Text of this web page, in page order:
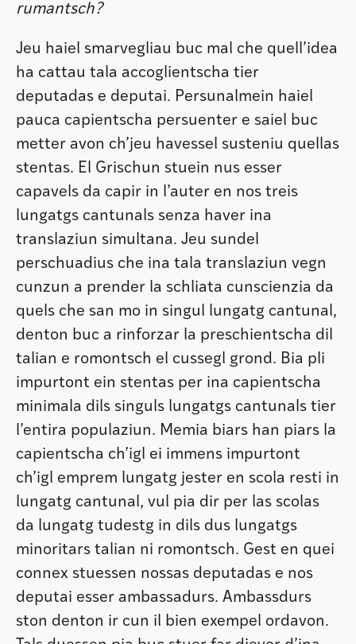
rumantsch?
Jeu haiel smarvegliau buc mal che quell’idea
ha cattau tala accoglientscha tier
deputadas e deputai. Persunalmein haiel
pauca capientscha persuenter e saiel buc
metter avon ch’jeu havessel susteniu quellas
stentas. El Grischun stuein nus esser
capavels da capir in l’auter en nos treis
lungatgs cantunals senza haver ina
translaziun simultana. Jeu sundel
perschuadius che ina tala translaziun vegn
cunzun a prender la schliata cunscienzia da
quels che san mo in singul lungatg cantunal,
denton buc a rinforzar la preschientscha dil
talian e romontsch el cussegl grond. Bia pli
impurtont ein stentas per ina capientscha
minimala dils singuls lungatgs cantunals tier
l’entira populaziun. Memia biars han piars la
capientscha ch’igl ei immens impurtont
ch’igl emprem lungatg jester en scola resti in
lungatg cantunal, vul pia dir per las scolas
da lungatg tudestg in dils dus lungatgs
minoritars talian ni romontsch. Gest en quei
connex stuessen nossas deputadas e nos
deputai esser ambassadurs. Ambassdurs
ston denton ir cun il bien exempel ordavon.